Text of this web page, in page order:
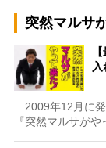
突然マルサ
2009年12月に発
『突然マルサが